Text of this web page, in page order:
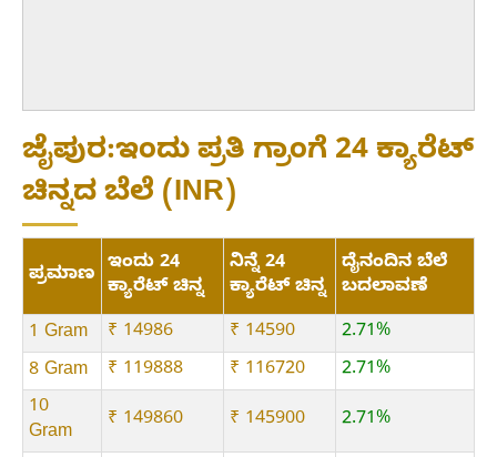
ಜೈಪುರ:ಇಂದು ಪ್ರತಿ ಗ್ರಾಂಗೆ 24 ಕ್ಯಾರೆಟ್
ಚಿನ್ನದ ಬೆಲೆ (INR)
ಪ್ರಮಾಣ ಇಂದು 24
ಕ್ಯಾರೆಟ್ ಚಿನ್ನ
ನಿನ್ನೆ 24
ಕ್ಯಾರೆಟ್ ಚಿನ್ನ
ದೈನಂದಿನ ಬೆಲೆ
ಬದಲಾವಣೆ
1 Gram
₹ 14986 ₹ 14590
2.71%
8 Gram
₹ 119888 ₹ 116720
2.71%
10
Gram
₹ 149860 ₹ 145900 2.71%